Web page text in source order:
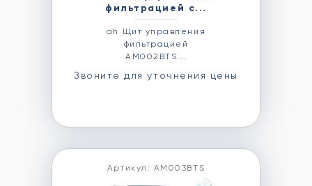
фильтрацией с...
ah Щит управления
фильтрацией
AM002BTS...
Звоните для уточнения цены
Артикул: AM003BTS